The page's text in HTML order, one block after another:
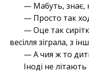
— Мабуть, знає,
— Просто так
— Оце так
весілля зіграла, з
— А чия ж то
Іноді не